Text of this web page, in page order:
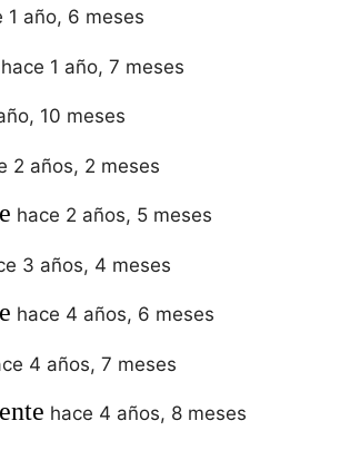
1 año, 6 meses
hace 1 año, 7 meses
10 meses
2 años, 2 meses
hace 2 años, 5 meses
3 años, 4 meses
hace 4 años, 6 meses
4 años, 7 meses
hace 4 años, 8 meses